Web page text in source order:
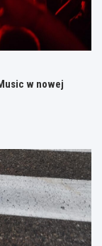
w nowej